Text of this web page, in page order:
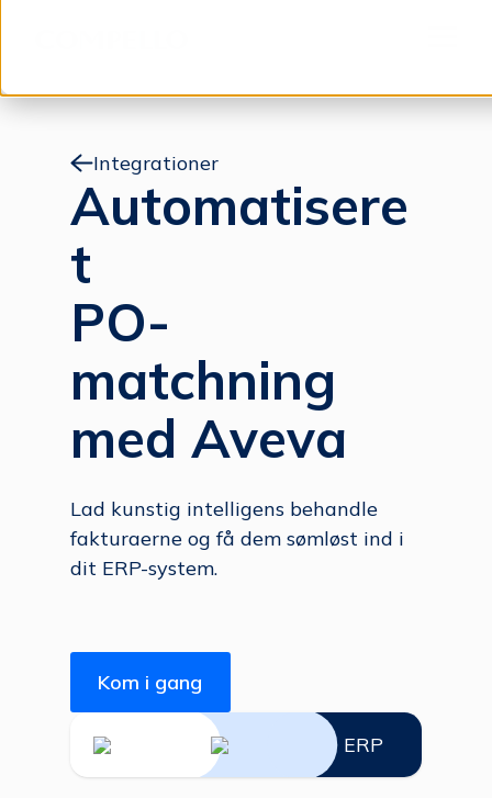
Integrationer
Automatisere
t
PO-
matchning
med Aveva
Lad kunstig intelligens behandle
fakturaerne og få dem sømløst ind i
dit ERP-system.
Kom i gang
ERP